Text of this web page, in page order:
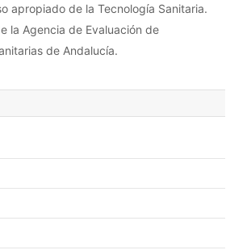
apropiado de la Tecnología Sanitaria.
la Agencia de Evaluación de
de Andalucía.